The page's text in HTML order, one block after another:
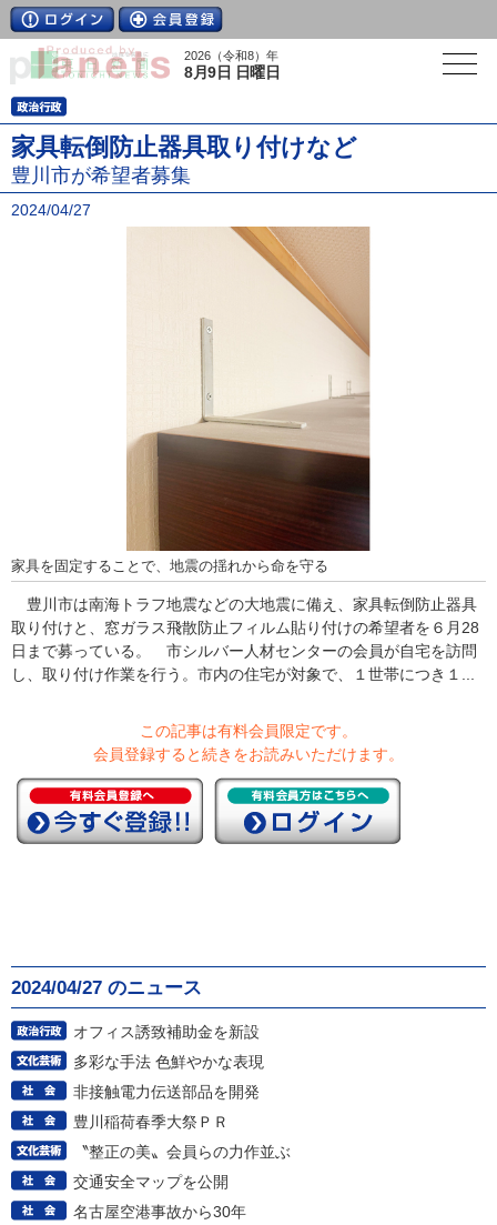
2026（令和8）年
8月9日 日曜日
家具転倒防止器具取り付けなど
豊川市が希望者募集
2024/04/27
家具を固定することで、地震の揺れから命を守る
豊川市は南海トラフ地震などの大地震に備え、家具転倒防止器具
取り付けと、窓ガラス飛散防止フィルム貼り付けの希望者を６月28
日まで募っている。 市シルバー人材センターの会員が自宅を訪問
し、取り付け作業を行う。市内の住宅が対象で、１世帯につき１...
この記事は有料会員限定です。
会員登録すると続きをお読みいただけます。
2024/04/27 のニュース
オフィス誘致補助金を新設
多彩な手法 色鮮やかな表現
非接触電力伝送部品を開発
豊川稲荷春季大祭ＰＲ
〝整正の美〟会員らの力作並ぶ
交通安全マップを公開
名古屋空港事故から30年